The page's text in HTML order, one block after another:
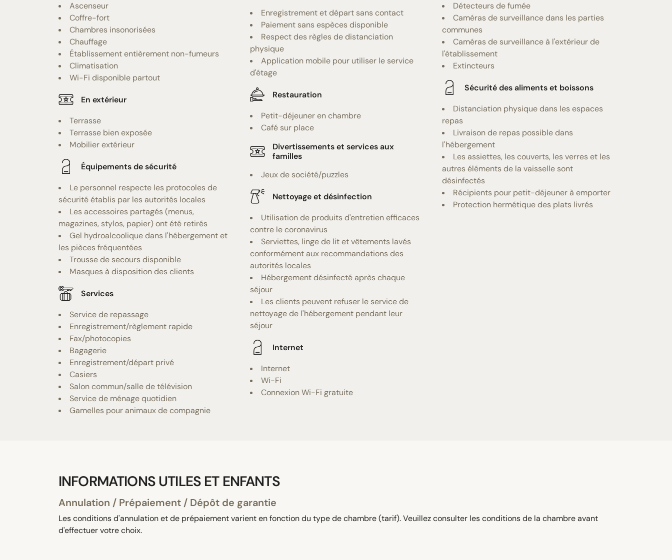
Ascenseur
Coffre-fort
Chambres insonorisées
Chauffage
Établissement entièrement non-fumeurs
Climatisation
Wi-Fi disponible partout
En extérieur
Terrasse
Terrasse bien exposée
Mobilier extérieur
Équipements de sécurité
Le personnel respecte les protocoles de
sécurité établis par les autorités locales
Les accessoires partagés (menus,
magazines, stylos, papier) ont été retirés
Gel hydroalcoolique dans l'hébergement et
les pièces fréquentées
Trousse de secours disponible
Masques à disposition des clients
Services
Service de repassage
Enregistrement/règlement rapide
Fax/photocopies
Bagagerie
Enregistrement/départ privé
Casiers
Salon commun/salle de télévision
Service de ménage quotidien
Gamelles pour animaux de compagnie
Enregistrement et départ sans contact
Paiement sans espèces disponible
Respect des règles de distanciation
physique
Application mobile pour utiliser le service
d'étage
Restauration
Petit-déjeuner en chambre
Café sur place
Divertissements et services aux
familles
Jeux de société/puzzles
Nettoyage et désinfection
Utilisation de produits d'entretien efficaces
contre le coronavirus
Serviettes, linge de lit et vêtements lavés
conformément aux recommandations des
autorités locales
Hébergement désinfecté après chaque
séjour
Les clients peuvent refuser le service de
nettoyage de l'hébergement pendant leur
séjour
Internet
Internet
Wi-Fi
Connexion Wi-Fi gratuite
Détecteurs de fumée
Caméras de surveillance dans les parties
communes
Caméras de surveillance à l'extérieur de
l'établissement
Extincteurs
Sécurité des aliments et boissons
Distanciation physique dans les espaces
repas
Livraison de repas possible dans
l'hébergement
Les assiettes, les couverts, les verres et les
autres éléments de la vaisselle sont
désinfectés
Récipients pour petit-déjeuner à emporter
Protection hermétique des plats livrés
INFORMATIONS UTILES ET ENFANTS
Annulation / Prépaiement / Dépôt de garantie
Les conditions d'annulation et de prépaiement varient en fonction du type de chambre (tarif). Veuillez consulter les conditions de la chambre avant
d'effectuer votre choix.